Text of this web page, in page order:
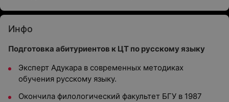
Инфо
Подготовка абитуриентов к ЦТ по русскому языку
Эксперт Адукара в современных методиках
обучения русскому языку.
Окончила филологический факультет БГУ в 1987